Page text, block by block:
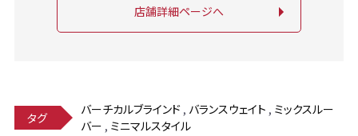
店舗詳細ページへ
タグ
バーチカルブラインド, バランスウェイト , ミックスルー
バー , ミニマルスタイル